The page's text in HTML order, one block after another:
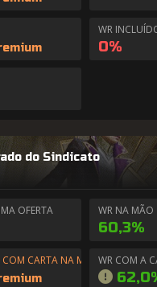
WR
0%
do Sindicato
OFERTA WR NA MÃO
60,3%
COM CARTA NA MÃOWR COM A